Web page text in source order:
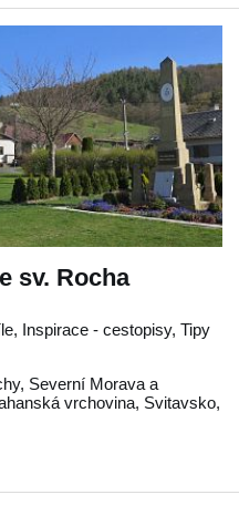
sv. Rocha
Inspirace - cestopisy, Tipy
, Severní Morava a
vrchovina, Svitavsko,